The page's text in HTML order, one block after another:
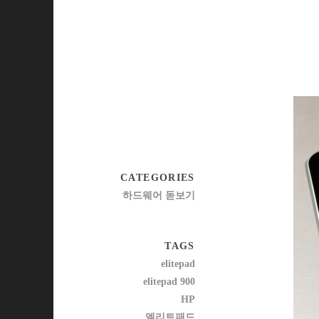
CATEGORIES
하드웨어 돋보기
TAGS
elitepad
elitepad 900
HP